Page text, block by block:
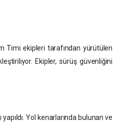
Timi ekipleri tarafından yürütülen
Ekipler, sürüş güvenliğini
Yol kenarlarında bulunan ve